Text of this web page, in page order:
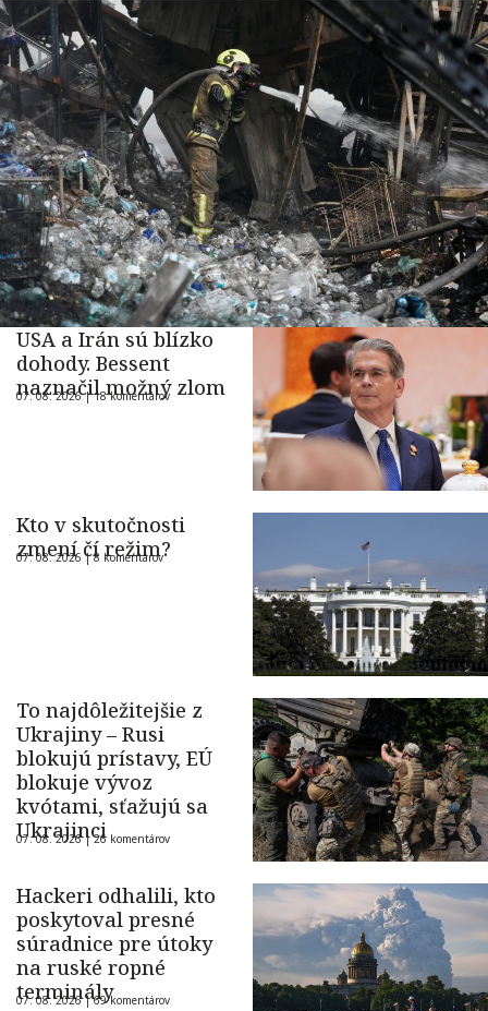
USA a Irán sú blízko
dohody. Bessent
naznačil možný zlom
07. 08. 2026 |18 komentárov
Kto v skutočnosti
zmení čí režim?
07. 08. 2026 |8 komentárov
To najdôležitejšie z
Ukrajiny – Rusi
blokujú prístavy, EÚ
blokuje vývoz
kvótami, sťažujú sa
Ukrajinci
07. 08. 2026 |26 komentárov
Hackeri odhalili, kto
poskytoval presné
súradnice pre útoky
na ruské ropné
terminály
07. 08. 2026 |69 komentárov